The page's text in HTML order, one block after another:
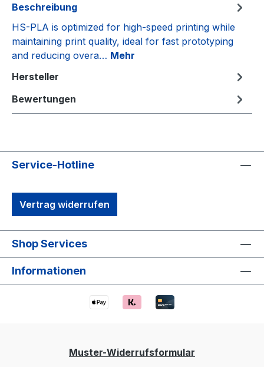
Beschreibung
HS-PLA is optimized for high-speed printing while
maintaining print quality, ideal for fast prototyping
and reducing overa… Mehr
Hersteller
Bewertungen
Service-Hotline
Vertrag widerrufen
Shop Services
Informationen
Muster-Widerrufsformular